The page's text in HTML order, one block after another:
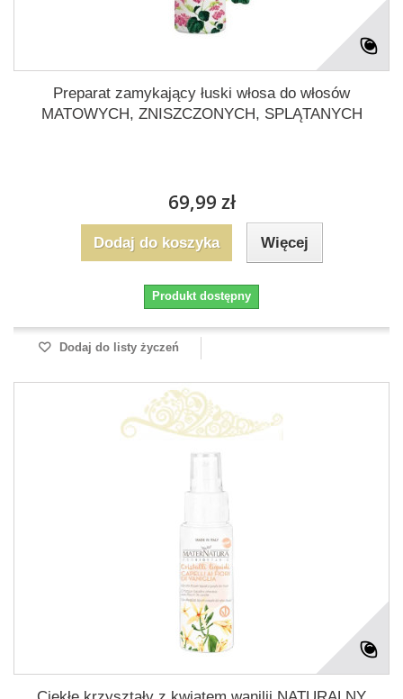
Preparat zamykający łuski włosa do włosów
MATOWYCH, ZNISZCZONYCH, SPLĄTANYCH
69,99 zł
Dodaj do koszyka Więcej
Produkt dostępny
Dodaj do listy życzeń